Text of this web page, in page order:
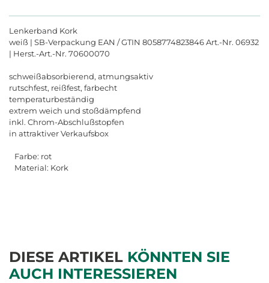
Lenkerband Kork
weiß | SB-Verpackung EAN / GTIN 8058774823846 Art.-Nr. 06932
| Herst.-Art.-Nr. 70600070
schweißabsorbierend, atmungsaktiv
rutschfest, reißfest, farbecht
temperaturbeständig
extrem weich und stoßdämpfend
inkl. Chrom-Abschlußstopfen
in attraktiver Verkaufsbox
Farbe: rot
Material: Kork
DIESE ARTIKEL KÖNNTEN SIE
AUCH INTERESSIEREN